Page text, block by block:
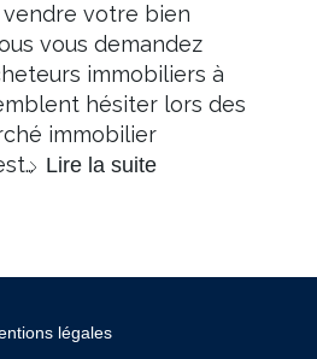
vendre votre bien
vous demandez
immobiliers à
hésiter lors des
immobilier
Lire la suite
légales